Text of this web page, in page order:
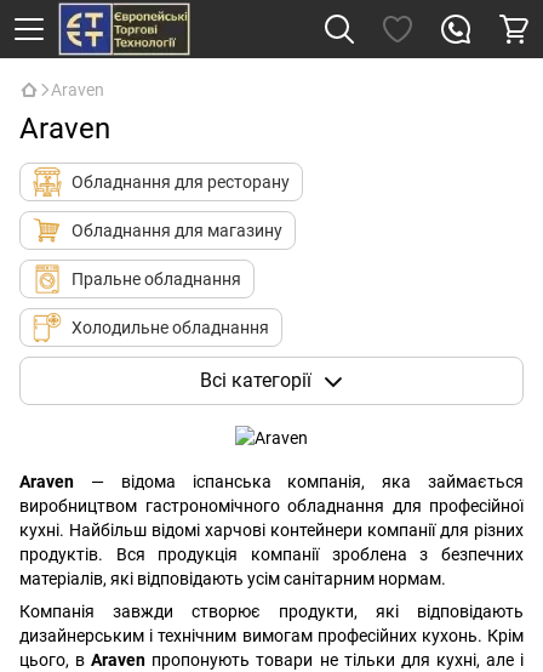
Araven
Araven
Обладнання для ресторану
Обладнання для магазину
Пральне обладнання
Холодильне обладнання
Кухонний інвентар та одяг
Столові прилади, посуд та аксесуари
Санітарно-гігієнічне обладнання
Харчові продукти
Всі категорії
Araven — відома іспанська компанія, яка займається
виробництвом гастрономічного обладнання для професійної
кухні. Найбільш відомі харчові контейнери компанії для різних
продуктів. Вся продукція компанії зроблена з безпечних
матеріалів, які відповідають усім санітарним нормам.
Компанія завжди створює продукти, які відповідають
дизайнерським і технічним вимогам професійних кухонь. Крім
цього, вAraven пропонують товари не тільки для кухні, але і